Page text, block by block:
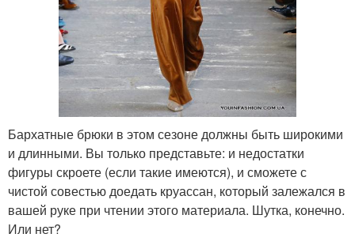
Бархатные брюки в этом сезоне должны быть широкими
и длинными. Вы только представьте: и недостатки
фигуры скроете (если такие имеются), и сможете с
чистой совестью доедать круассан, который залежался в
вашей руке при чтении этого материала. Шутка, конечно.
Или нет?